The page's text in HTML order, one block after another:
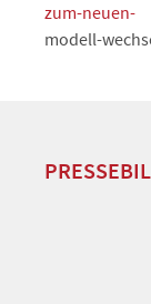
zum-neuen-
modell-